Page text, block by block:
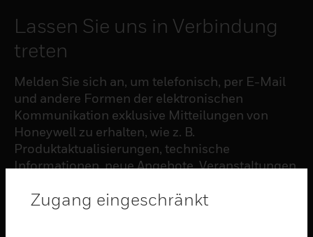
Lassen Sie uns in Verbindung
treten
Melden Sie sich an, um telefonisch, per E-Mail
und andere Formen der elektronischen
Kommunikation exklusive Mitteilungen von
Honeywell zu erhalten, wie z. B.
Produktaktualisierungen, technische
Informationen, neue Angebote, Veranstaltungen
und ähnliche Themen.
Zugang eingeschränkt